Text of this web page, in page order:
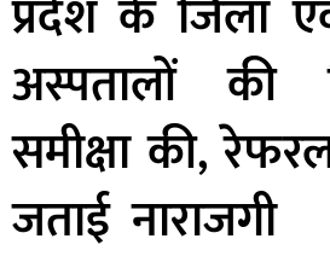
प्रदेश के जिला
अस्पतालों की
समीक्षा की,
जताई नाराजगी